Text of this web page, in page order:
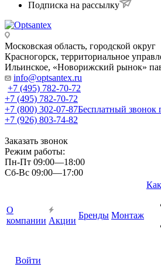
Подписка на рассылку
Московская область, городской округ
Красногорск, территориальное
Ильинское, «Новорижский рынок»
info@optsantex.ru
+7 (495) 782-70-72
+7 (495) 782-70-72
+7 (800) 302-07-87Бесплатный звонок
+7 (926) 803-74-82
Заказать звонок
Режим работы:
Пн-Пт 09:00—18:00
Сб-Вс 09:00—17:00
О
компании Акции
Бренды Монтаж
Войти